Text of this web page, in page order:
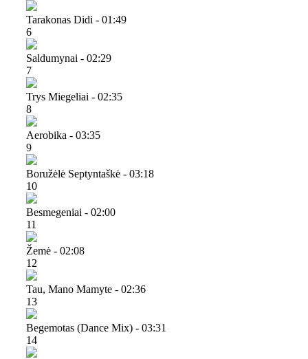
Tarakonas Didi - 01:49
6
Saldumynai - 02:29
7
Trys Miegeliai - 02:35
8
Aerobika - 03:35
9
Boružėlė Septyntaškė - 03:18
10
Besmegeniai - 02:00
11
Žemė - 02:08
12
Tau, Mano Mamyte - 02:36
13
Begemotas (dance Mix) - 03:31
14